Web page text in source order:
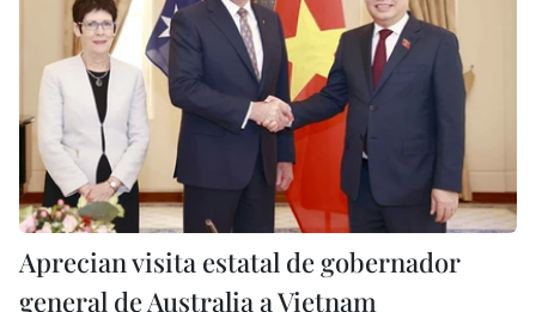
Aprecian visita estatal de gobernador
general de Australia a Vietnam